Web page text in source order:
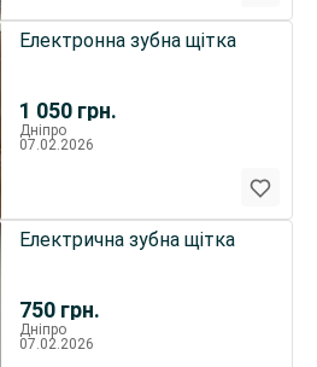
1 050 грн.
Електронна зубна щітка
Дніпро
07.02.2026
750 грн.
Електрична зубна щітка
Дніпро
07.02.2026